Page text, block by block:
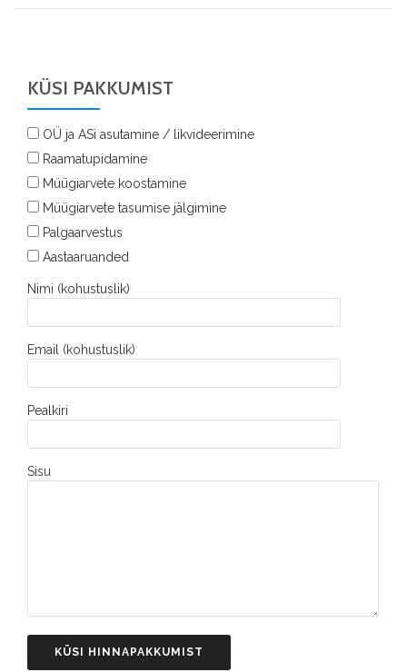
KÜSI PAKKUMIST
OÜ ja ASi asutamine / likvideerimine
Raamatupidamine
Müügiarvete koostamine
Müügiarvete tasumise jälgimine
Palgaarvestus
Aastaaruanded
Nimi (kohustuslik)
Email (kohustuslik)
Pealkiri
Sisu